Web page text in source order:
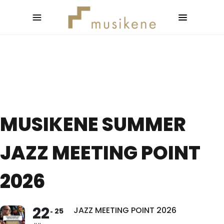
MUSIKENE SUMMER
JAZZ MEETING POINT
2026
22 25 JAZZ MEETING POINT 2026